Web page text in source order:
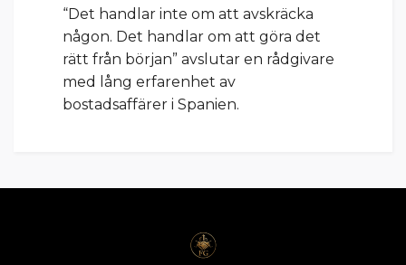
“Det handlar inte om att avskräcka
någon. Det handlar om att göra det
rätt från början” avslutar en rådgivare
med lång erfarenhet av
bostadsaffärer i Spanien.